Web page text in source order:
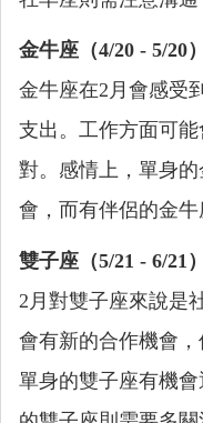
金牛座（4/20 - 5/20）
金牛座在2月會感受
支出。工作方面可
對。感情上，單身
會，而有伴侶的金牛
雙子座（5/21 - 6/21）
2月對雙子座來說是
會有新的合作機會，
單身的雙子座有機